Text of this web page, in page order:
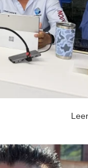
...
mil familias, mientras